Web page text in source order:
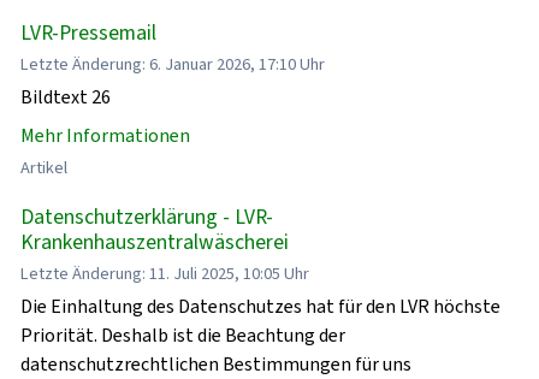
LVR-Pressemail
Letzte Änderung: 6. Januar 2026, 17:10 Uhr
Bildtext 26
Mehr Informationen
Artikel
Datenschutzerklärung - LVR-
Krankenhauszentralwäscherei
Letzte Änderung: 11. Juli 2025, 10:05 Uhr
Die Einhaltung des Datenschutzes hat für den LVR höchste
Priorität. Deshalb ist die Beachtung der
datenschutzrechtlichen Bestimmungen für uns